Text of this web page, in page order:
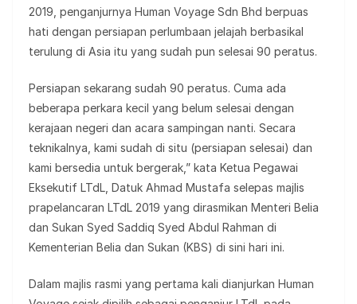
2019, penganjurnya Human Voyage Sdn Bhd berpuas
hati dengan persiapan perlumbaan jelajah berbasikal
terulung di Asia itu yang sudah pun selesai 90 peratus.
Persiapan sekarang sudah 90 peratus. Cuma ada
beberapa perkara kecil yang belum selesai dengan
kerajaan negeri dan acara sampingan nanti. Secara
teknikalnya, kami sudah di situ (persiapan selesai) dan
kami bersedia untuk bergerak,” kata Ketua Pegawai
Eksekutif LTdL, Datuk Ahmad Mustafa selepas majlis
prapelancaran LTdL 2019 yang dirasmikan Menteri Belia
dan Sukan Syed Saddiq Syed Abdul Rahman di
Kementerian Belia dan Sukan (KBS) di sini hari ini.
Dalam majlis rasmi yang pertama kali dianjurkan Human